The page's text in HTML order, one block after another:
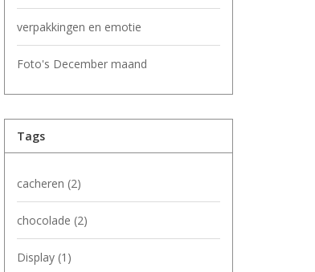
verpakkingen en emotie
Foto's December maand
Tags
cacheren (2)
chocolade (2)
Display (1)